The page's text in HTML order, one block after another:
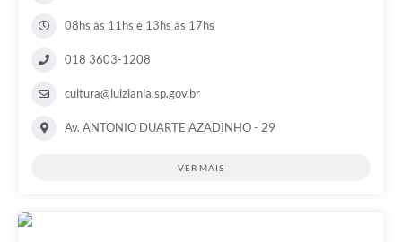
08hs as 11hs e 13hs as 17hs
018 3603-1208
cultura@luiziania.sp.gov.br
Av. ANTONIO DUARTE AZADINHO - 29
VER MAIS